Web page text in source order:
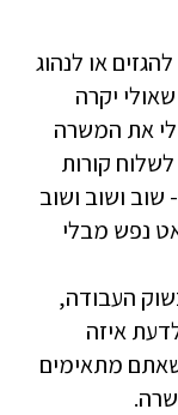
או לנהוג
יקרה
לי את המשרה
קורות
ושוב ושוב
נפש מבלי
העבודה,
איזה
מתאימים